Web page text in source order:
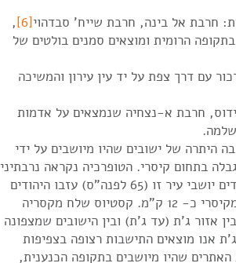
חרבת אל בינה, חרבת שייח' סבדהוי[6]
,
הרומית ומוצאים סמנים בולטים של
עם דרך צפת על יד עין עירון והמשיכה
חרבת א-נצחיה שנמצאים על אדמות
היתרה של ישובים שהיו מיושבים על ידי
בתחום קיסרי. הטופרכיה נקראה נרבתיני
ועיירותיה היו מיושבות יהודים, כותים ונכרים. כשהנכרים בקיסריה התגרו ביהודים יושבי עיר זו (65 לפנה"ס) עזבו היהודים
את העיר, בקחתם איתם את ספרי התורה והלכו לעיר היהודית נרבתה הרחוקה מקיסרי כ- 12 ק"מ. קסטיוס שלח מקסריה
אזור ג'ת (עד ג'ת) ובין הישובים שמצפונה
אנו מוצאים התישבות רצופה בצפיפות
שהיו מיושבים בתקופה הכנענית,